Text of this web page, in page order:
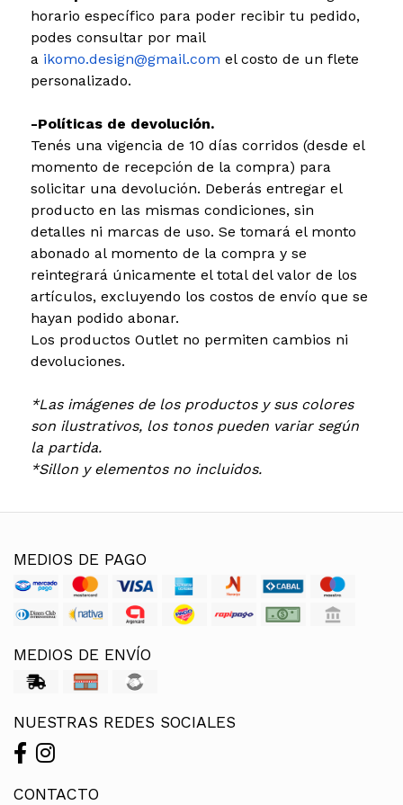
horario específico para poder recibir tu pedido,
podes consultar por mail
a ikomo.design@gmail.com el costo de un flete
personalizado.
-Políticas de devolución.
Tenés una vigencia de 10 días corridos (desde el
momento de recepción de la compra) para
solicitar una devolución. Deberás entregar el
producto en las mismas condiciones, sin
detalles ni marcas de uso. Se tomará el monto
abonado al momento de la compra y se
reintegrará únicamente el total del valor de los
artículos, excluyendo los costos de envío que se
hayan podido abonar.
Los productos Outlet no permiten cambios ni
devoluciones.
*Las imágenes de los productos y sus colores
son ilustrativos, los tonos pueden variar según
la partida.
*Sillon y elementos no incluidos.
MEDIOS DE PAGO
MEDIOS DE ENVÍO
NUESTRAS REDES SOCIALES
CONTACTO